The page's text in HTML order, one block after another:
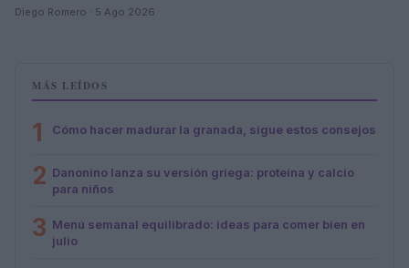
Diego Romero · 5 Ago 2026
MÁS LEÍDOS
1 Cómo hacer madurar la granada, sigue estos consejos
2 Danonino lanza su versión griega: proteína y calcio
para niños
3 Menú semanal equilibrado: ideas para comer bien en
julio